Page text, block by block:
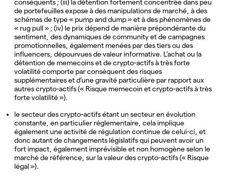
conséquents ; (iii) la détention fortement concentrée dans peu
de portefeuilles expose à des manipulations de marché, à des
schémas de type « pump and dump » et à des phénomènes de
« rug pull » ; (iv) le prix dépend de manière prépondérante du
sentiment, des dynamiques de community et de campagnes
promotionnelles, également menées par des tiers ou des
influencers, dépourvues de valeur informative. L’achat ou la
détention de memecoins et de crypto-actifs à très forte
volatilité comporte par conséquent des risques
supplémentaires et d’une gravité particulière par rapport aux
autres crypto-actifs (« Risque memecoin et crypto-actifs à très
forte volatilité »).
le secteur des crypto-actifs étant un secteur en évolution
constante, en particulier réglementaire, cela implique
également une activité de régulation continue de celui-ci, et
donc autant de changements législatifs qui peuvent avoir un
fort impact, également imprévisible et non homogène selon le
marché de référence, sur la valeur des crypto-actifs (« Risque
légal »).